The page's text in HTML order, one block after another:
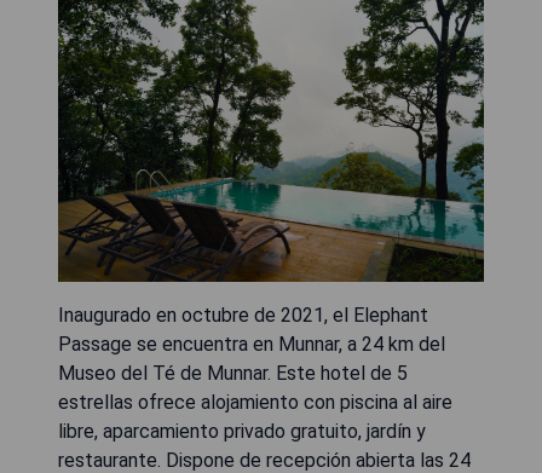
Inaugurado en octubre de 2021, el Elephant
Passage se encuentra en Munnar, a 24 km del
Museo del Té de Munnar. Este hotel de 5
estrellas ofrece alojamiento con piscina al aire
libre, aparcamiento privado gratuito, jardín y
restaurante. Dispone de recepción abierta las 24